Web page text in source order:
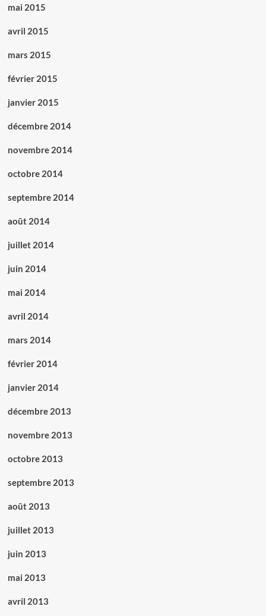
mai 2015
avril 2015
mars 2015
février 2015
janvier 2015
décembre 2014
novembre 2014
octobre 2014
septembre 2014
août 2014
juillet 2014
juin 2014
mai 2014
avril 2014
mars 2014
février 2014
janvier 2014
décembre 2013
novembre 2013
octobre 2013
septembre 2013
août 2013
juillet 2013
juin 2013
mai 2013
avril 2013